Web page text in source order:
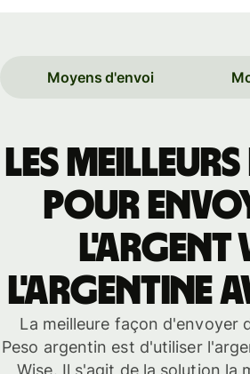
Moyens d'envoi
Les
pour
l'argent
l'Argentine
La meilleure façon d'envoyer
Peso argentin est d'utiliser
Wise. Il s'agit de la solution la